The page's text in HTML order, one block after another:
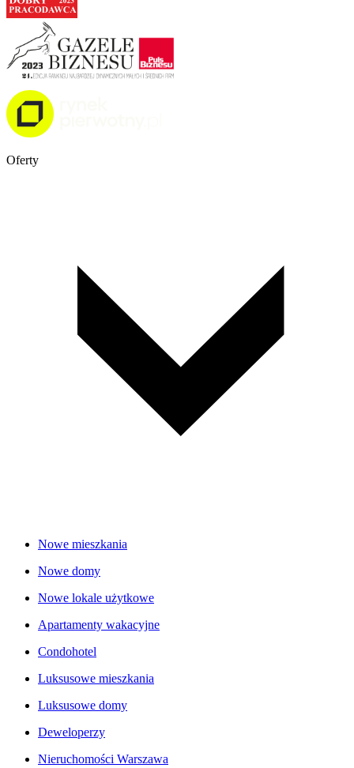
Oferty
Nowe mieszkania
Nowe domy
Nowe lokale użytkowe
Apartamenty wakacyjne
Condohotel
Luksusowe mieszkania
Luksusowe domy
Deweloperzy
Nieruchomości Warszawa